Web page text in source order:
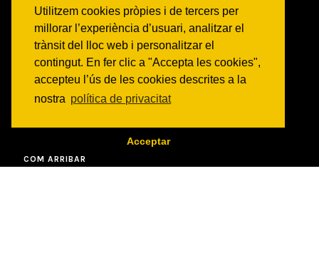
Utilitzem cookies pròpies i de tercers per
millorar l’experiència d’usuari, analitzar el
trànsit del lloc web i personalitzar el
contingut. En fer clic a "Accepta les cookies",
accepteu l’ús de les cookies descrites a la
nostra política de privacitat
Acceptar
NOTICIES
Activitats
Comunicats
Victories
ON SOM?
COM ARRIBAR